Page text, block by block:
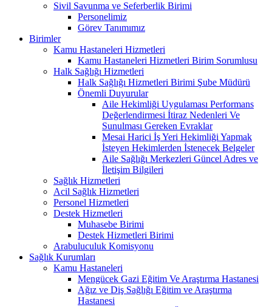
Sivil Savunma ve Seferberlik Birimi
Personelimiz
Görev Tanımımız
Birimler
Kamu Hastaneleri Hizmetleri
Kamu Hastaneleri Hizmetleri Birim Sorumlusu
Halk Sağlığı Hizmetleri
Halk Sağlığı Hizmetleri Birimi Şube Müdürü
Önemli Duyurular
Aile Hekimliği Uygulaması Performans
Değerlendirmesi İtiraz Nedenleri Ve
Sunulması Gereken Evraklar
Mesai Harici İş Yeri Hekimliği Yapmak
İsteyen Hekimlerden İstenecek Belgeler
Aile Sağlığı Merkezleri Güncel Adres ve
İletişim Bilgileri
Sağlık Hizmetleri
Acil Sağlık Hizmetleri
Personel Hizmetleri
Destek Hizmetleri
Muhasebe Birimi
Destek Hizmetleri Birimi
Arabuluculuk Komisyonu
Sağlık Kurumları
Kamu Hastaneleri
Mengücek Gazi Eğitim Ve Araştırma Hastanesi
Ağız ve Diş Sağlığı Eğitim ve Araştırma
Hastanesi